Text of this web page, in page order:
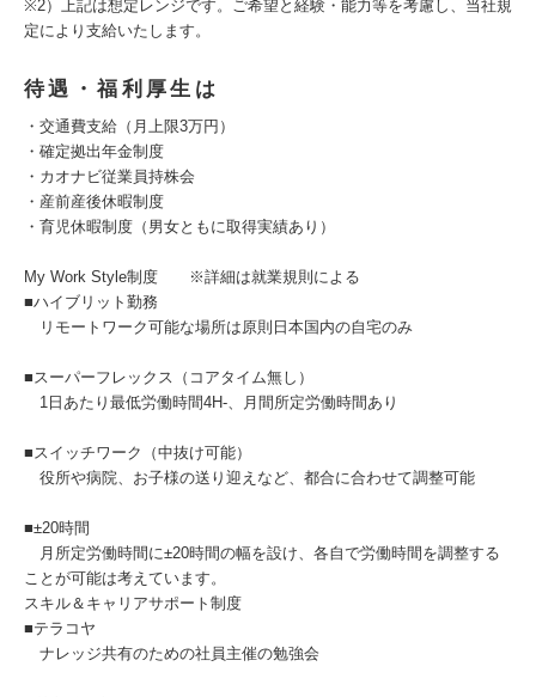
※2）上記は想定レンジです。ご希望と経験・能力等を考慮し、当社規
定により支給いたします。
待遇・福利厚生は
・交通費支給（月上限3万円）
・確定拠出年金制度
・カオナビ従業員持株会
・産前産後休暇制度
・育児休暇制度（男女ともに取得実績あり）
My Work Style制度 ※詳細は就業規則による
■ハイブリット勤務
リモートワーク可能な場所は原則日本国内の自宅のみ
■スーパーフレックス（コアタイム無し）
1日あたり最低労働時間4H-、月間所定労働時間あり
■スイッチワーク（中抜け可能）
役所や病院、お子様の送り迎えなど、都合に合わせて調整可能
■±20時間
月所定労働時間に±20時間の幅を設け、各自で労働時間を調整する
ことが可能は考えています。
スキル＆キャリアサポート制度
■テラコヤ
ナレッジ共有のための社員主催の勉強会